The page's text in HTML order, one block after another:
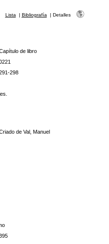
Lista | Bibliografía | Detalles
de libro
298
de Val, Manuel